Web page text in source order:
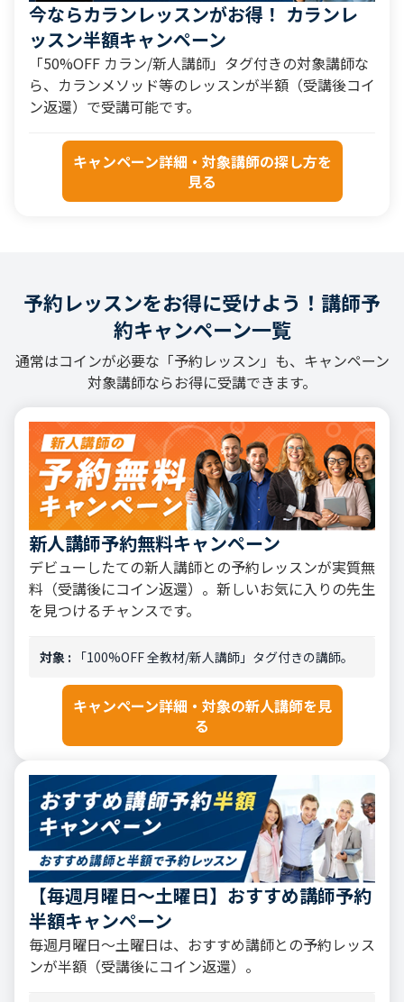
今ならカランレッスンがお得！ カランレ
ッスン半額キャンペーン
「50%OFF カラン/新人講師」タグ付きの対象講師な
ら、カランメソッド等のレッスンが半額（受講後コイ
ン返還）で受講可能です。
キャンペーン詳細・対象講師の探し方を
見る
予約レッスンをお得に受けよう！講師予
約キャンペーン一覧
通常はコインが必要な「予約レッスン」も、キャンペーン
対象講師ならお得に受講できます。
新人講師予約無料キャンペーン
デビューしたての新人講師との予約レッスンが実質無
料（受講後にコイン返還）。新しいお気に入りの先生
を見つけるチャンスです。
対象 : 「100%OFF 全教材/新人講師」タグ付きの講師。
キャンペーン詳細・対象の新人講師を見
る
【毎週月曜日〜土曜日】おすすめ講師予約
半額キャンペーン
毎週月曜日〜土曜日は、おすすめ講師との予約レッス
ンが半額（受講後にコイン返還）。